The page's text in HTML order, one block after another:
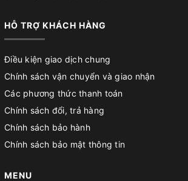
HỖ TRỢ KHÁCH HÀNG
Điều kiện giao dịch chung
Chính sách vận chuyển và giao nhận
Các phương thức thanh toán
Chính sách đổi, trả hàng
Chính sách bảo hành
Chính sách bảo mật thông tin
MENU